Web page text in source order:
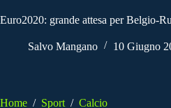
Euro2020: grande attesa per Belgio-
Salvo Mangano 10 Giugno
Home / Sport / Calcio